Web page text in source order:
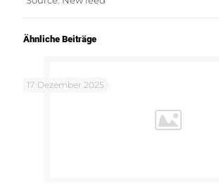
Ähnliche Beiträge
17. Dezember 2025